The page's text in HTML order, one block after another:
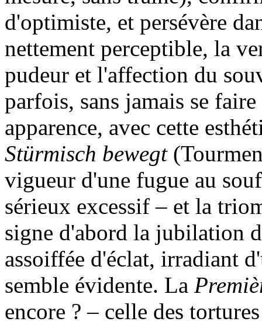
d'optimiste, et persévère
nettement perceptible, la
pudeur et l'affection du
parfois, sans jamais se
apparence, avec cette
Stürmisch bewegt
vigueur d'une fugue au
sérieux excessif – et la
signe d'abord la jubilation
assoiffée d'éclat, irradiant
semble évidente. La
encore ? – celle des